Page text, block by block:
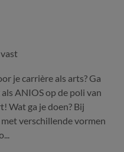
je carrière als arts? Ga
ANIOS op de poli van
Wat ga je doen? Bij
verschillende vormen